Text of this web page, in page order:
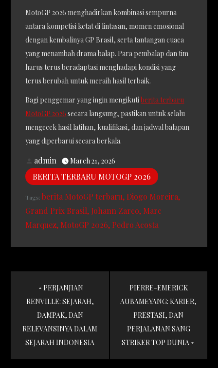
MotoGP 2026 menghadirkan kombinasi sempurna
antara kompetisi ketat di lintasan, momen emosional
dengan kembalinya GP Brasil, serta tantangan cuaca
yang menambah drama balap. Para pembalap dan tim
harus terus beradaptasi menghadapi kondisi yang
terus berubah untuk meraih hasil terbaik.
Bagi penggemar yang ingin mengikutiberita terbaru
MotoGP 2026 secara langsung, pastikan untuk selalu
mengecek hasil latihan, kualifikasi, dan jadwal balapan
yang diperbarui secara berkala.
admin March 21, 2026
BERITA TERBARU MOTOGP 2026
Tags: berita MotoGP terbaru Diogo Moreira
Grand Prix Brasil Johann Zarco Marc
Marquez MotoGP 2026 Pedro Acosta
Post
navigation
PERJANJIAN
RENVILLE: SEJARAH,
DAMPAK, DAN
RELEVANSINYA DALAM
SEJARAH INDONESIA
PIERRE-EMERICK
AUBAMEYANG: KARIER,
PRESTASI, DAN
PERJALANAN SANG
STRIKER TOP DUNIA